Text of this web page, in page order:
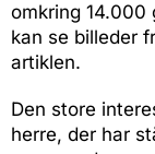
omkring
kan se billeder
artiklen.
Den store
herre, der har